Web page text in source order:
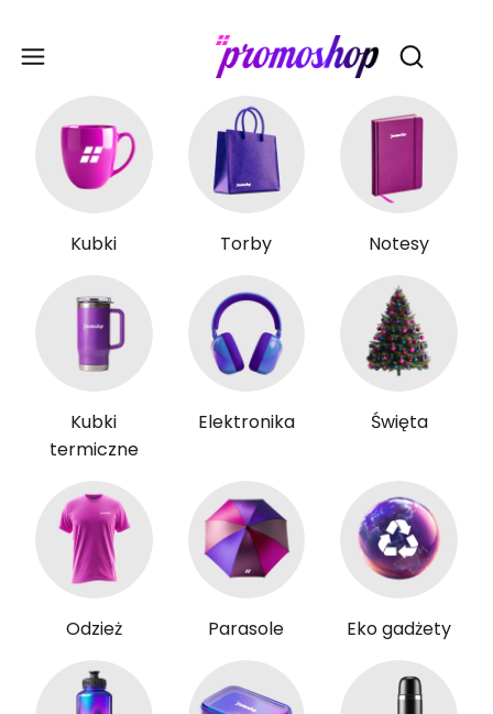
Otwórz
Kubki Torby Notesy
Kubki
termiczne
Elektronika Święta
Odzież Parasole Eko gadżety